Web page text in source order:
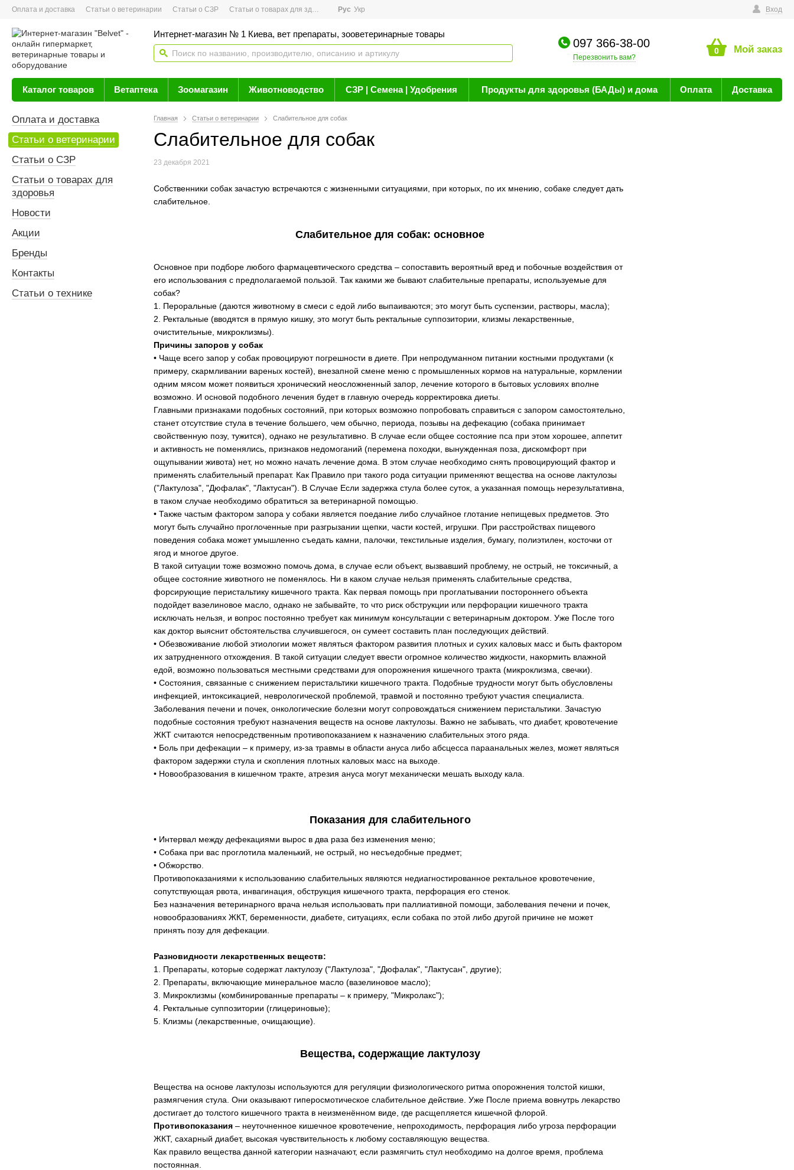
Оплата и доставка Статьи о ветеринарии Статьи о СЗР Статьи о товарах для здоровья Новости Вход
Рус Укр
Интернет-магазин № 1 Киева, вет препараты, зооветеринарные товары
097 366-38-00
Перезвонить вам?
0 Мой заказ
Каталог товаров Ветаптека Зоомагазин Животноводство СЗР | Семена | Удобрения Продукты для здоровья (БАДы) и дома Оплата Доставка
Главная Статьи о ветеринарии Слабительное для собак
Слабительное для собак
23 декабря 2021
Собственники собак зачастую встречаются с жизненными ситуациями, при которых, по их мнению, собаке следует дать
слабительное.
Слабительное для собак: основное
Основное при подборе любого фармацевтического средства – сопоставить вероятный вред и побочные воздействия от
его использования с предполагаемой пользой. Так какими же бывают слабительные препараты, используемые для
собак?
1. Пероральные (даются животному в смеси с едой либо выпаиваются; это могут быть суспензии, растворы, масла);
2. Ректальные (вводятся в прямую кишку, это могут быть ректальные суппозитории, клизмы лекарственные,
очистительные, микроклизмы).
Причины запоров у собак
• Чаще всего запор у собак провоцируют погрешности в диете. При непродуманном питании костными продуктами (к
примеру, скармливании вареных костей), внезапной смене меню с промышленных кормов на натуральные, кормлении
одним мясом может появиться хронический неосложненный запор, лечение которого в бытовых условиях вполне
возможно. И основой подобного лечения будет в главную очередь корректировка диеты.
Главными признаками подобных состояний, при которых возможно попробовать справиться с запором самостоятельно,
станет отсутствие стула в течение большего, чем обычно, периода, позывы на дефекацию (собака принимает
свойственную позу, тужится), однако не результативно. В случае если общее состояние пса при этом хорошее, аппетит
и активность не поменялись, признаков недомоганий (перемена походки, вынужденная поза, дискомфорт при
ощупывании живота) нет, но можно начать лечение дома. В этом случае необходимо снять провоцирующий фактор и
применять слабительный препарат. Как Правило при такого рода ситуации применяют вещества на основе лактулозы
("Лактулоза", "Дюфалак", "Лактусан"). В Случае Если задержка стула более суток, а указанная помощь нерезультативна,
в таком случае необходимо обратиться за ветеринарной помощью.
• Также частым фактором запора у собаки является поедание либо случайное глотание непищевых предметов. Это
могут быть случайно проглоченные при разгрызании щепки, части костей, игрушки. При расстройствах пищевого
поведения собака может умышленно съедать камни, палочки, текстильные изделия, бумагу, полиэтилен, косточки от
ягод и многое другое.
В такой ситуации тоже возможно помочь дома, в случае если объект, вызвавший проблему, не острый, не токсичный, а
общее состояние животного не поменялось. Ни в каком случае нельзя применять слабительные средства,
форсирующие перистальтику кишечного тракта. Как первая помощь при проглатывании постороннего объекта
подойдет вазелиновое масло, однако не забывайте, то что риск обструкции или перфорации кишечного тракта
исключать нельзя, и вопрос постоянно требует как минимум консультации с ветеринарным доктором. Уже После того
как доктор выяснит обстоятельства случившегося, он сумеет составить план последующих действий.
• Обезвоживание любой этиологии может являться фактором развития плотных и сухих каловых масс и быть фактором
их затрудненного отхождения. В такой ситуации следует ввести огромное количество жидкости, накормить влажной
едой, возможно пользоваться местными средствами для опорожнения кишечного тракта (микроклизма, свечки).
• Состояния, связанные с снижением перистальтики кишечного тракта. Подобные трудности могут быть обусловлены
инфекцией, интоксикацией, неврологической проблемой, травмой и постоянно требуют участия специалиста.
Заболевания печени и почек, онкологические болезни могут сопровождаться снижением перистальтики. Зачастую
подобные состояния требуют назначения веществ на основе лактулозы. Важно не забывать, что диабет, кровотечение
ЖКТ считаются непосредственным противопоказанием к назначению слабительных этого ряда.
• Боль при дефекации – к примеру, из-за травмы в области ануса либо абсцесса параанальных желез, может являться
фактором задержки стула и скопления плотных каловых масс на выходе.
• Новообразования в кишечном тракте, атрезия ануса могут механически мешать выходу кала.
Показания для слабительного
• Интервал между дефекациями вырос в два раза без изменения меню;
• Собака при вас проглотила маленький, не острый, но несъедобные предмет;
• Обжорство.
Противопоказаниями к использованию слабительных являются недиагностированное ректальное кровотечение,
сопутствующая рвота, инвагинация, обструкция кишечного тракта, перфорация его стенок.
Без назначения ветеринарного врача нельзя использовать при паллиативной помощи, заболевания печени и почек,
новообразованиях ЖКТ, беременности, диабете, ситуациях, если собака по этой либо другой причине не может
принять позу для дефекации.
Разновидности лекарственных веществ:
1. Препараты, которые содержат лактулозу ("Лактулоза", "Дюфалак", "Лактусан", другие);
2. Препараты, включающие минеральное масло (вазелиновое масло);
3. Микроклизмы (комбинированные препараты – к примеру, "Микролакс");
4. Ректальные суппозитории (глицериновые);
5. Клизмы (лекарственные, очищающие).
Вещества, содержащие лактулозу
Вещества на основе лактулозы используются для регуляции физиологического ритма опорожнения толстой кишки,
размягчения стула. Они оказывают гиперосмотическое слабительное действие. Уже После приема вовнутрь лекарство
достигает до толстого кишечного тракта в неизменённом виде, где расщепляется кишечной флорой.
Противопоказания – неуточненное кишечное кровотечение, непроходимость, перфорация либо угроза перфорации
ЖКТ, сахарный диабет, высокая чувствительность к любому составляющую вещества.
Как правило вещества данной категории назначают, если размягчить стул необходимо на долгое время, проблема
постоянная.
Оплата и доставка
Статьи о ветеринарии
Статьи о СЗР
Статьи о товарах для
здоровья
Новости
Акции
Бренды
Контакты
Статьи о технике